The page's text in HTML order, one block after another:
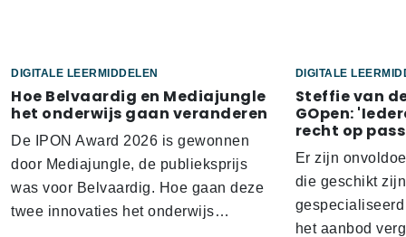
DIGITALE LEERMIDDELEN
Hoe Belvaardig en Mediajungle
het onderwijs gaan veranderen
De IPON Award 2026 is gewonnen
door Mediajungle, de publieksprijs
was voor Belvaardig. Hoe gaan deze
twee innovaties het onderwijs…
DIGITALE
Steffie van
GOpen:
recht op
Er zijn
die geschikt
het aanbod